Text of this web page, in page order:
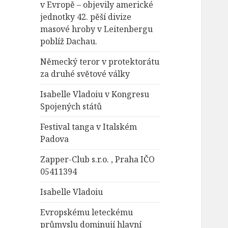
v Evropě – objevily americké
jednotky 42. pěší divize
masové hroby v Leitenbergu
poblíž Dachau.
Německý teror v protektorátu
za druhé světové války
Isabelle Vladoiu v Kongresu
Spojených států
Festival tanga v Italském
Padova
Zapper-Club s.r.o. , Praha IČO
05411394
Isabelle Vladoiu
Evropskému leteckému
průmyslu dominují hlavní